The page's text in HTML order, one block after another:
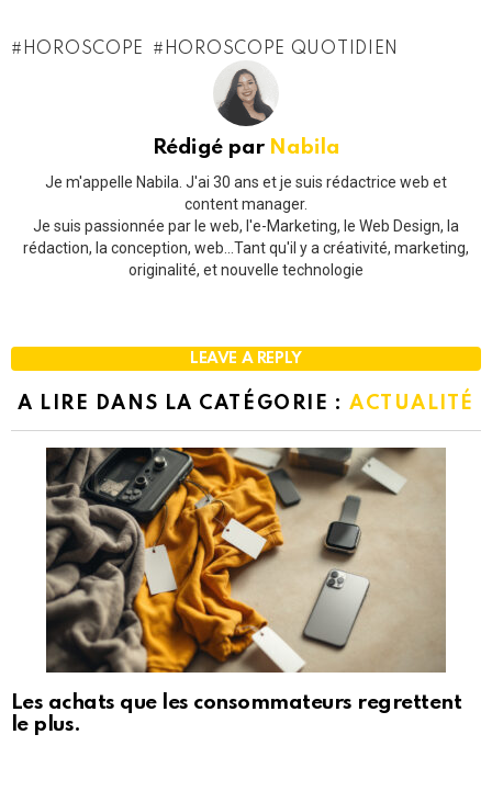
HOROSCOPE HOROSCOPE QUOTIDIEN
Rédigé par Nabila
Je m'appelle Nabila. J'ai 30 ans et je suis rédactrice web et
content manager.
Je suis passionnée par le web, l'e-Marketing, le Web Design, la
rédaction, la conception, web...Tant qu'il y a créativité, marketing,
originalité, et nouvelle technologie
LEAVE A REPLY
A LIRE DANS LA CATÉGORIE : ACTUALITÉ
Les achats que les consommateurs regrettent
le plus.